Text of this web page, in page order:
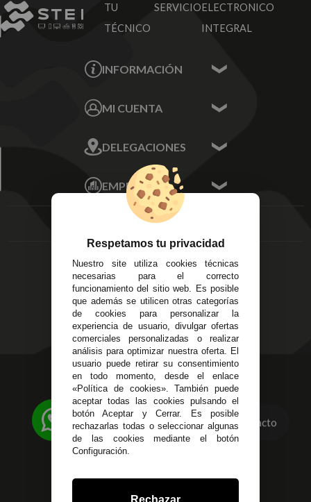
TU SERVICIO
TÉCNICO
ELECTRONICO
INTEGRAL
INFORMACIÓN
Sobre nosotros
MI CUENTA
Mis Direcciones
Mis Pedidos
Mis favoritos
FAQ's
DELEGACIONES
Écija - Sevilla
Av. Plaza de Toros.
Local 3
Córdoba
14
Alzira - Valencia
C/ Esplugues, 135
EMPRESA
Aviso Legal
Devoluciones
Política de Privacidad
Pago Seguro
Terminos y
Condiciones Generales
Políticas de Cookies
623 23 31 98
Atendemos Whatsapp
955 44 45 43/955 44 45 44
info@steielectronica.com
Avenida Plaza de Toros,
Local 3 Écija (Sevilla)
Contacto
Respetamos tu privacidad
Nuestro site utiliza cookies técnicas
necesarias para el correcto
funcionamiento del sitio web. Es posible
que además se utilicen otras categorías
de cookies para personalizar la
experiencia de usuario, divulgar ofertas
comerciales personalizadas o realizar
análisis para optimizar nuestra oferta. El
usuario puede retirar su consentimiento
en todo momento, desde el enlace
«Política de cookies». También puede
aceptar todas las cookies pulsando el
botón Aceptar y Cerrar. Es posible
rechazarlas todas o seleccionar algunas
de las cookies mediante el botón
Configuración.
Rechazar